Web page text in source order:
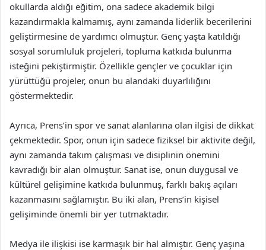
okullarda aldığı eğitim, ona sadece akademik bilgi
kazandırmakla kalmamış, aynı zamanda liderlik becerilerini
geliştirmesine de yardımcı olmuştur. Genç yaşta katıldığı
sosyal sorumluluk projeleri, topluma katkıda bulunma
isteğini pekiştirmiştir. Özellikle gençler ve çocuklar için
yürüttüğü projeler, onun bu alandaki duyarlılığını
göstermektedir.
Ayrıca, Prens’in spor ve sanat alanlarına olan ilgisi de dikkat
çekmektedir. Spor, onun için sadece fiziksel bir aktivite değil,
aynı zamanda takım çalışması ve disiplinin önemini
kavradığı bir alan olmuştur. Sanat ise, onun duygusal ve
kültürel gelişimine katkıda bulunmuş, farklı bakış açıları
kazanmasını sağlamıştır. Bu iki alan, Prens’in kişisel
gelişiminde önemli bir yer tutmaktadır.
Medya ile ilişkisi ise karmaşık bir hal almıştır. Genç yaşına